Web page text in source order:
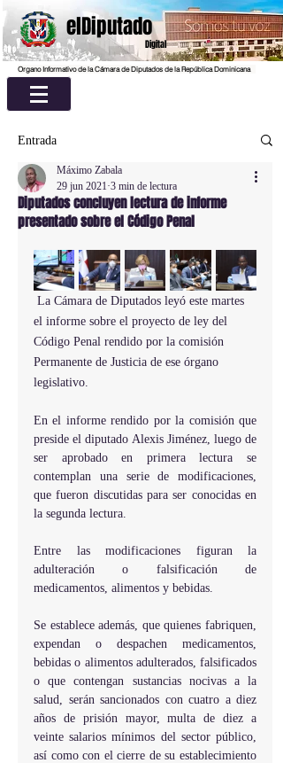
elDiputado
Digital
Organo Informativo de la Cámara de Diputados de la República Dominicana
Entrada
Diputados concluyen lectura de informe
presentado sobre el Código Penal
Máximo Zabala
29 jun 2021 3 min de lectura
el informe sobre el proyecto de ley del
Código Penal rendido por la comisión
Permanente de Justicia de ese órgano
legislativo.
En el informe rendido por la comisión que
preside el diputado Alexis Jiménez, luego de
ser aprobado en primera lectura se
contemplan una serie de modificaciones,
que fueron discutidas para ser conocidas en
la segunda lectura.
Entre las modificaciones figuran la
adulteración o falsificación de
medicamentos, alimentos y bebidas.
Se establece además, que quienes fabriquen,
expendan o despachen medicamentos,
bebidas o alimentos adulterados, falsificados
o que contengan sustancias nocivas a la
salud, serán sancionados con cuatro a diez
años de prisión mayor, multa de diez a
veinte salarios mínimos del sector público,
así como con el cierre de su establecimiento